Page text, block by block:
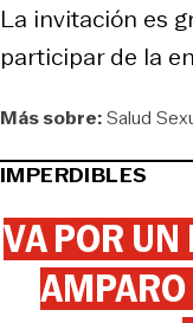
La invitación es
participar de la
Más sobre:Salud
IMPERDIBLES
VA POR